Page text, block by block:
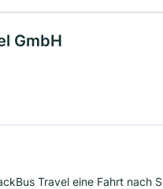
GmbH
Travel eine Fahrt nach